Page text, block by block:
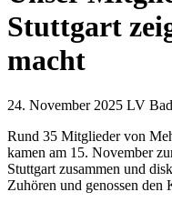
Stuttgart
macht
24. November 2025 LV
Rund 35 Mitglieder von
kamen am 15. November
Stuttgart zusammen und
Zuhören und genossen den